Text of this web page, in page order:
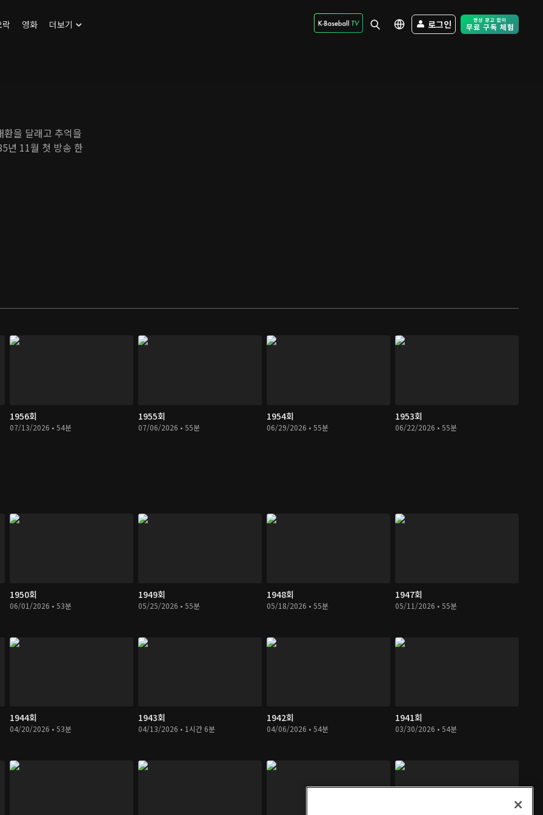
영화 더보기 로그인 Free Trial -
을 달래고 추억을
년 11월 첫 방송 한
1956회
07/13/2026 • 54분
1955회
07/06/2026 • 55분
1954회
06/29/2026 • 55분
1953회
06/22/2026 • 55분
1950회
06/01/2026 • 53분
1949회
05/25/2026 • 55분
1948회
05/18/2026 • 55분
1947회
05/11/2026 • 55분
1944회
04/20/2026 • 53분
1943회
04/13/2026 • 1시간 6분
1942회
04/06/2026 • 54분
1941회
03/30/2026 • 54분